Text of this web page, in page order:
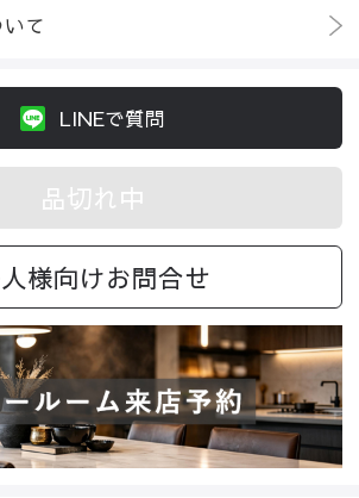
て
LINEで質問
品切れ中
様向けお問合せ